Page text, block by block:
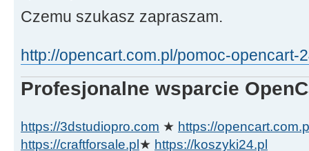
Czemu szukasz zapraszam.
http://opencart.com.pl/pomoc-opencart-
Profesjonalne wsparcie
https://3dstudiopro.com ★ https://
https://craftforsale.pl ★ https://koszyki24.pl